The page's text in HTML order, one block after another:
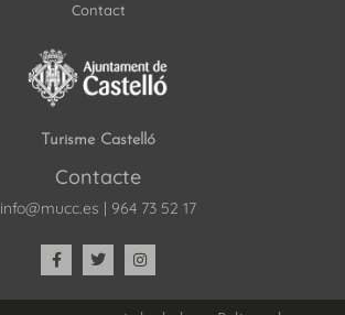
Contact
Turisme Castelló
Contacte
info@mucc.es | 964 73 52 17